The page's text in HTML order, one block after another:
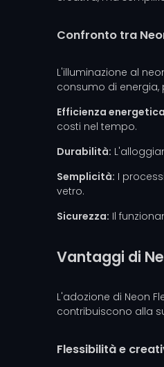
Confronto tra
L'illuminazione al
consumo di energia,
Efficienza
costi nel tempo.
Durabilità:
Semplicità: I
vetro.
Sicurezza: Il
Vantaggi di
L'adozione di Neon
contribuiscono alla
Flessibilità e